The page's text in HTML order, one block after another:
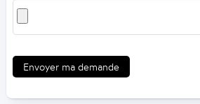
Envoyer ma demande